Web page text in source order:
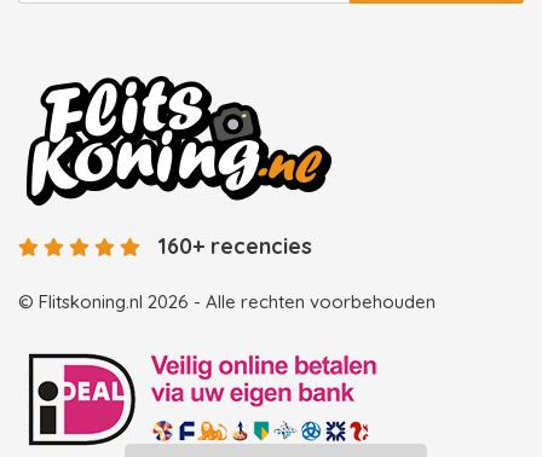
© Flitskoning.nl 2026 - Alle rechten voorbehouden
160+ recencies